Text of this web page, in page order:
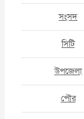
সংসদ
সিটি
উপজেলা
পৌর